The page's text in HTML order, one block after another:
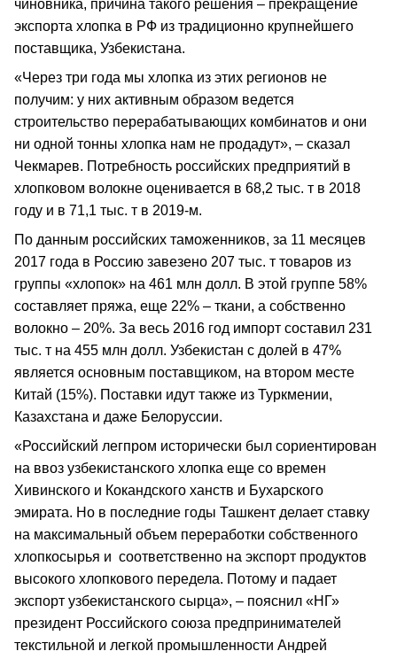
чиновника, причина такого решения – прекращение
экспорта хлопка в РФ из традиционно крупнейшего
поставщика, Узбекистана.
«Через три года мы хлопка из этих регионов не
получим: у них активным образом ведется
строительство перерабатывающих комбинатов и они
ни одной тонны хлопка нам не продадут», – сказал
Чекмарев. Потребность российских предприятий в
хлопковом волокне оценивается в 68,2 тыс. т в 2018
году и в 71,1 тыс. т в 2019-м.
По данным российских таможенников, за 11 месяцев
2017 года в Россию завезено 207 тыс. т товаров из
группы «хлопок» на 461 млн долл. В этой группе 58%
составляет пряжа, еще 22% – ткани, а собственно
волокно – 20%. За весь 2016 год импорт составил 231
тыс. т на 455 млн долл. Узбекистан с долей в 47%
является основным поставщиком, на втором месте
Китай (15%). Поставки идут также из Туркмении,
Казахстана и даже Белоруссии.
«Российский легпром исторически был сориентирован
на ввоз узбекистанского хлопка еще со времен
Хивинского и Кокандского ханств и Бухарского
эмирата. Но в последние годы Ташкент делает ставку
на максимальный объем переработки собственного
хлопкосырья и соответственно на экспорт продуктов
высокого хлопкового передела. Потому и падает
экспорт узбекистанского сырца», – пояснил «НГ»
президент Российского союза предпринимателей
текстильной и легкой промышленности Андрей